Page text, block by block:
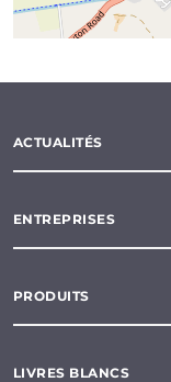
ACTUALITÉS
ENTREPRISES
PRODUITS
LIVRES BLANCS